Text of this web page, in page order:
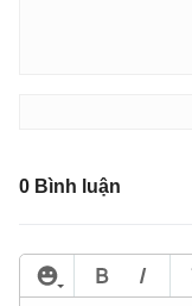
0 Bình luận